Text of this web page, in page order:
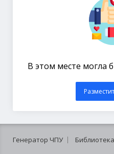
В этом месте могла
Генератор ЧПУ